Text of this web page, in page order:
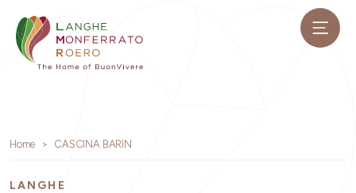
Home CASCINA BARIN
LANGHE